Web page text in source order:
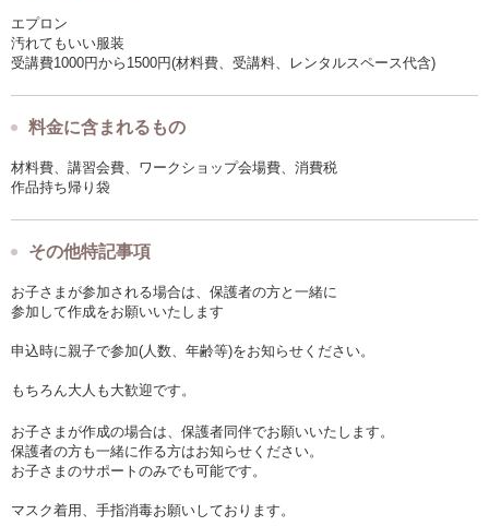
エプロン
汚れてもいい服装
受講費1000円から1500円(材料費、受講料、レンタルスペース代含)
料金に含まれるもの
材料費、講習会費、ワークショップ会場費、消費税
作品持ち帰り袋
その他特記事項
お子さまが参加される場合は、保護者の方と一緒に
参加して作成をお願いいたします
申込時に親子で参加(人数、年齢等)をお知らせください。
もちろん大人も大歓迎です。
お子さまが作成の場合は、保護者同伴でお願いいたします。
保護者の方も一緒に作る方はお知らせください。
お子さまのサポートのみでも可能です。
マスク着用、手指消毒お願いしております。